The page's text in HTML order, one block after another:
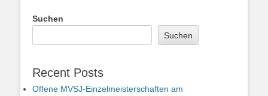
Suchen
Suchen
Recent Posts
Offene MVSJ-Einzelmeisterschaften am